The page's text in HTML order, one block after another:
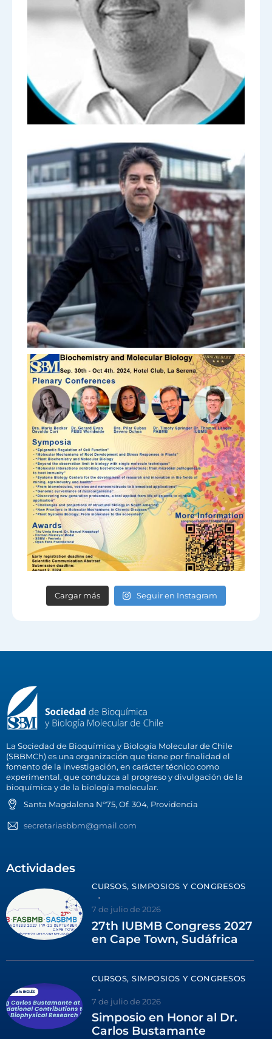
Cargar más Seguir en Instagram
La Sociedad de Bioquímica y Biología Molecular de Chile
(SBBMCh) es una organización que tiene por finalidad el
fomento de la investigación, en carácter técnico como
experimental, que conduzca al progreso y divulgación de la
bioquímica y de la biología molecular.
Santa Magdalena N°75, Of. 304, Providencia
secretariasbbm@gmail.com
Actividades
CURSOS, SIMPOSIOS Y CONGRESOS
7 de julio de 2026
27th IUBMB Congress 2027
en Cape Town, Sudáfrica
CURSOS, SIMPOSIOS Y CONGRESOS
7 de julio de 2026
Simposio en Honor al Dr.
Carlos Bustamante